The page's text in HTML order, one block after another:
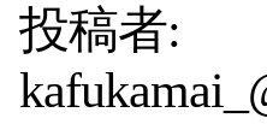
ン
ス
キ
ス
ッ
プ
投稿者: